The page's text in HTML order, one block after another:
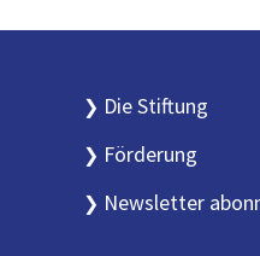
Die Stiftung
Förderung
Newsletter